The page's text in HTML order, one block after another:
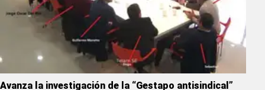
Avanza la investigación de la “Gestapo antisindical”